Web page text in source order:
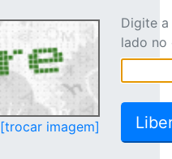
[trocar imagem]
Digite
lado no